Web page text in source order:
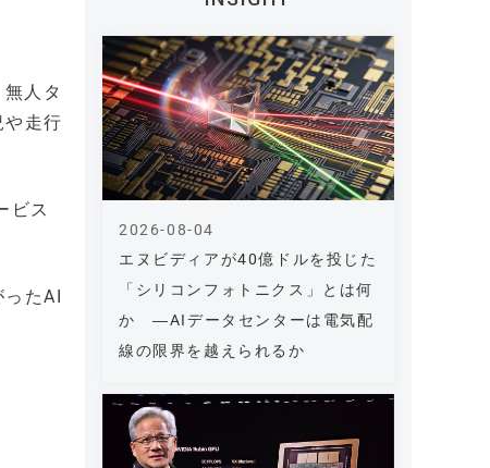
人タ
走行
ビス
たAI
エヌビディアが40億ドルを投じた
「シリコンフォトニクス」とは何
か ―AIデータセンターは電気配
線の限界を越えられるか
2026-08-04